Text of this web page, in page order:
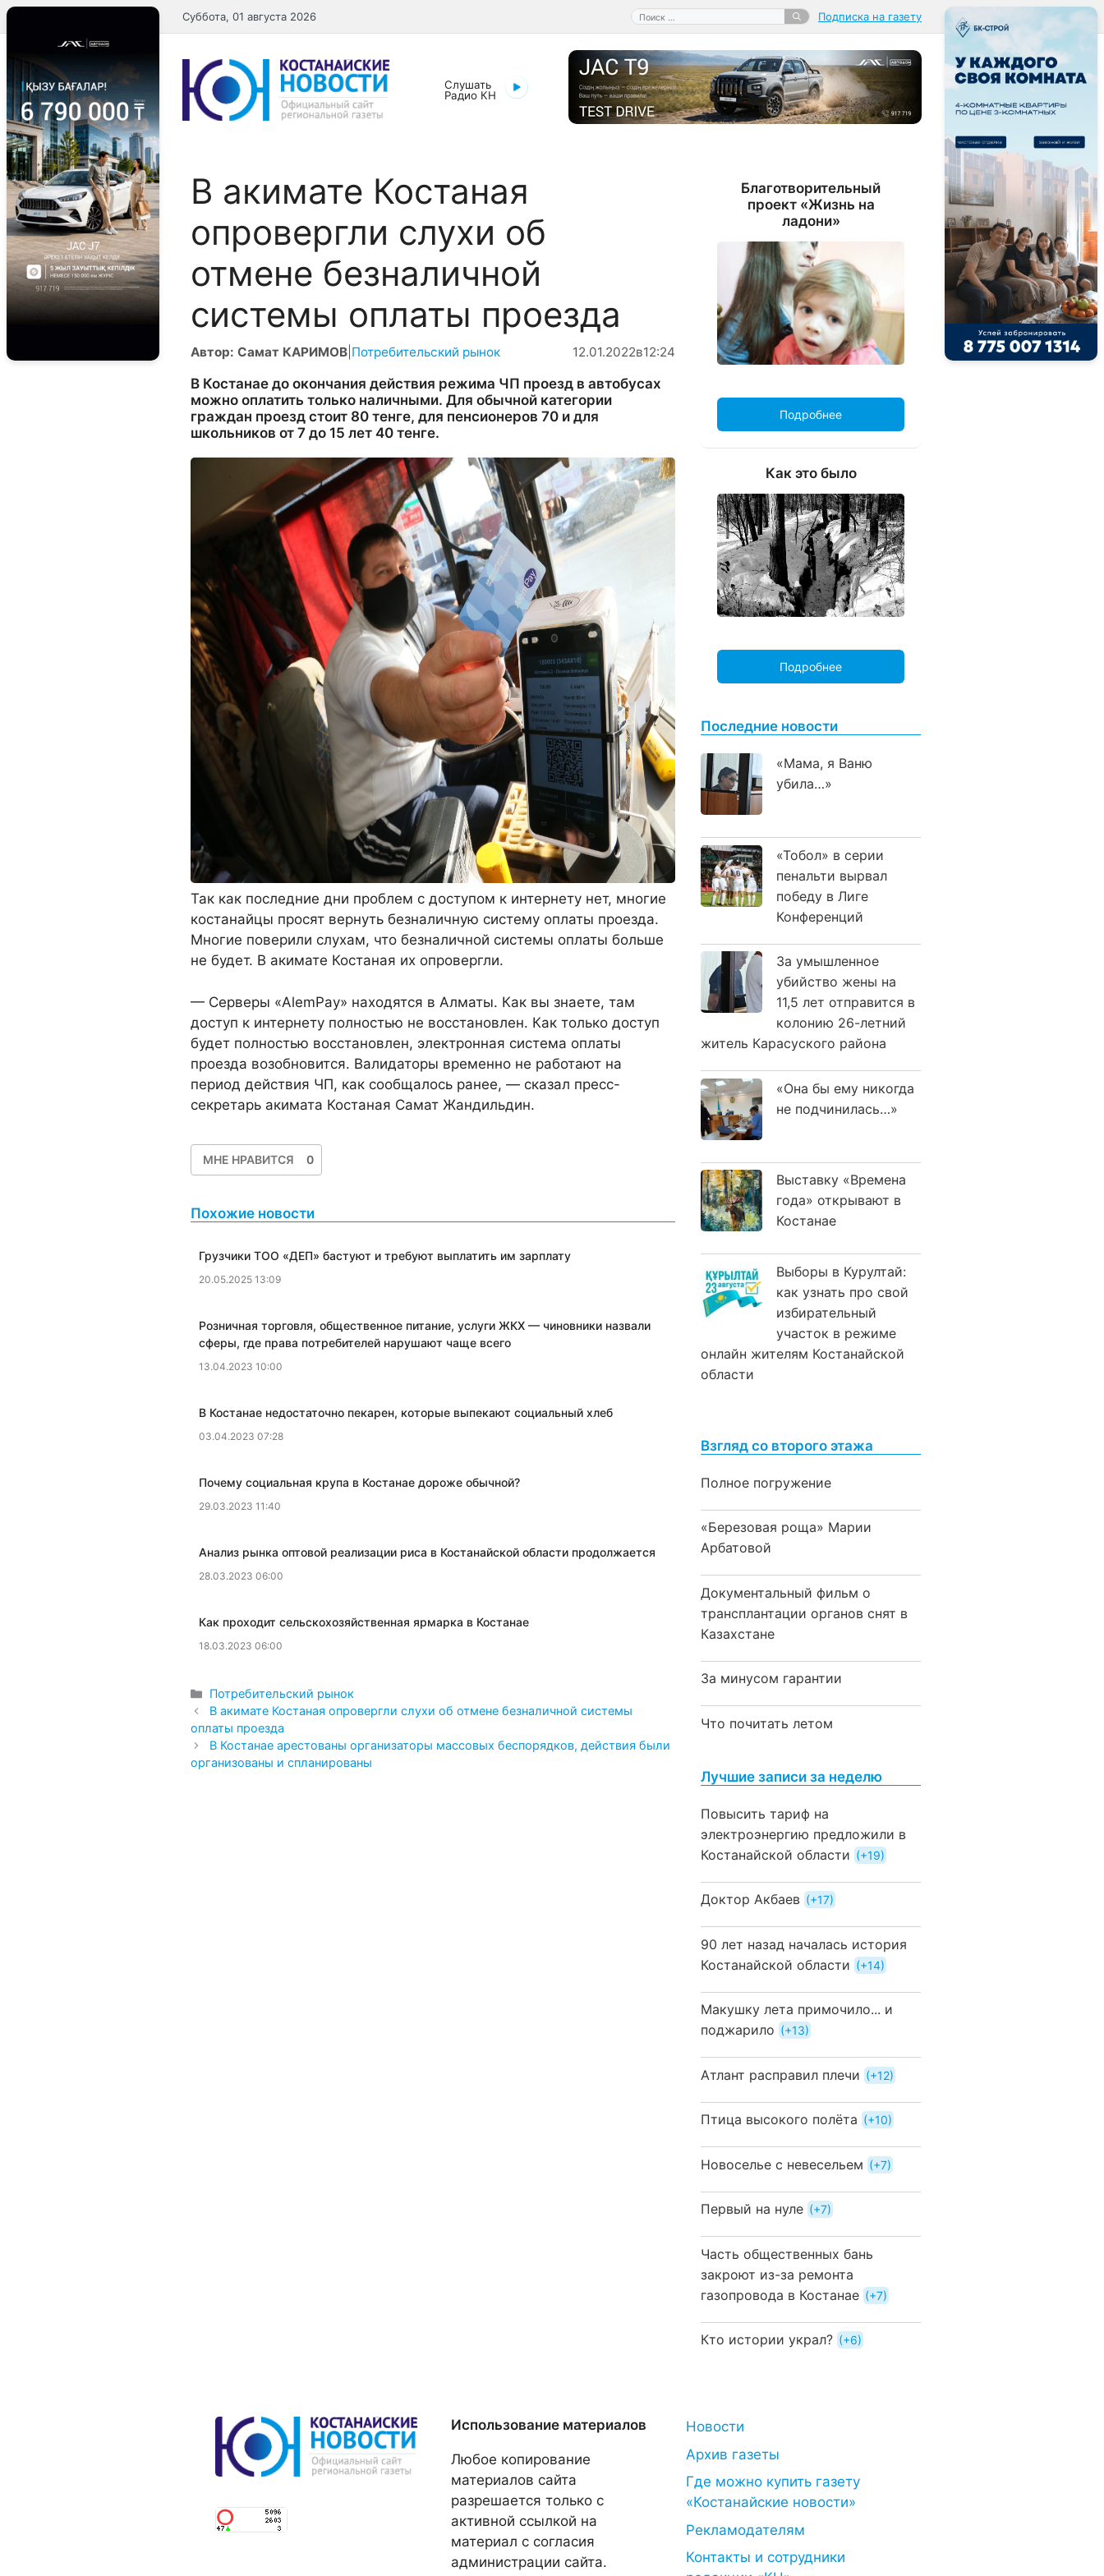
Перейти
к
содержимому
Поиск:
Суббота, 01 августа 2026 Подписка на газету
Слушать
Радио КН
В акимате Костаная
опровергли слухи об
отмене безналичной
системы оплаты проезда
Автор: Самат КАРИМОВ Потребительский рынок 12.01.2022в12:24
В Костанае до окончания действия режима ЧП проезд в автобусах
можно оплатить только наличными. Для обычной категории
граждан проезд стоит 80 тенге, для пенсионеров 70 и для
школьников от 7 до 15 лет 40 тенге.
Так как последние дни проблем с доступом к интернету нет, многие
костанайцы просят вернуть безналичную систему оплаты проезда.
Многие поверили слухам, что безналичной системы оплаты больше
не будет. В акимате Костаная их опровергли.
— Серверы «AlemPay» находятся в Алматы. Как вы знаете, там
доступ к интернету полностью не восстановлен. Как только доступ
будет полностью восстановлен, электронная система оплаты
проезда возобновится. Валидаторы временно не работают на
период действия ЧП, как сообщалось ранее, — сказал пресс-
секретарь акимата Костаная Самат Жандильдин.
МНЕ НРАВИТСЯ 0
Похожие новости
Грузчики ТОО «ДЕП» бастуют и требуют выплатить им зарплату
20.05.2025 13:09
Розничная торговля, общественное питание, услуги ЖКХ — чиновники назвали
сферы, где права потребителей нарушают чаще всего
13.04.2023 10:00
​В Костанае недостаточно пекарен, которые выпекают социальный хлеб
03.04.2023 07:28
​Почему социальная крупа в Костанае дороже обычной?
29.03.2023 11:40
Анализ рынка оптовой реализации риса в Костанайской области продолжается
28.03.2023 06:00
Как проходит сельскохозяйственная ярмарка в Костанае
18.03.2023 06:00
Рубрики
Потребительский рынок
В акимате Костаная опровергли слухи об отмене безналичной системы
оплаты проезда
В Костанае арестованы организаторы массовых беспорядков, действия были
организованы и спланированы
Благотворительный
проект «Жизнь на
ладони»
Подробнее
Как это было
Подробнее
Последние новости
«Мама, я Ваню
убила…»
«Тобол» в серии
пенальти вырвал
победу в Лиге
Конференций
За умышленное
убийство жены на
11,5 лет отправится в
колонию 26-летний
житель Карасуского района
«Она бы ему никогда
не подчинилась…»
Выставку «Времена
года» открывают в
Костанае
Выборы в Курултай:
как узнать про свой
избирательный
участок в режиме
онлайн жителям Костанайской
области
Взгляд со второго этажа
Полное погружение
«Березовая роща» Марии
Арбатовой
Документальный фильм о
трансплантации органов снят в
Казахстане
За минусом гарантии
Что почитать летом
Лучшие записи за неделю
Повысить тариф на
электроэнергию предложили в
Костанайской области
+19
Доктор Акбаев +17
90 лет назад началась история
Костанайской области
+14
Макушку лета примочило... и
поджарило
+13
Атлант расправил плечи +12
Птица высокого полёта +10
Новоселье с невесельем +7
Первый на нуле +7
Часть общественных бань
закроют из-за ремонта
газопровода в Костанае
+7
Кто истории украл? +6
Использование материалов
Любое копирование
материалов сайта
разрешается только с
активной ссылкой на
материал с согласия
администрации сайта.
Новости
Архив газеты
Где можно купить газету
«Костанайские новости»
Рекламодателям
Контакты и сотрудники